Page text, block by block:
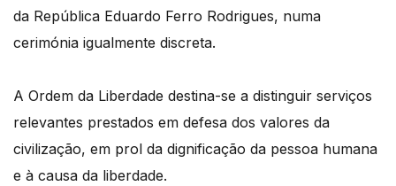
da República Eduardo Ferro Rodrigues, numa
cerimónia igualmente discreta.
A Ordem da Liberdade destina-se a distinguir serviços
relevantes prestados em defesa dos valores da
civilização, em prol da dignificação da pessoa humana
e à causa da liberdade.